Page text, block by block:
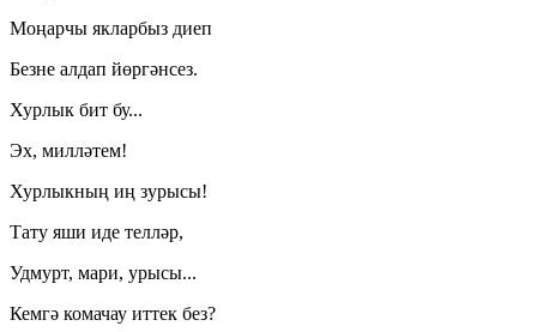
Моңарчы якларбыз диеп
Безне алдап йөргәнсез.
Хурлык бит бу...
Эх, милләтем!
Хурлыкның иң зурысы!
Тату яши иде телләр,
Удмурт, мари, урысы...
Кемгә комачау иттек без?